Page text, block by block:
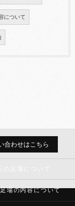
について
合わせはこちら
場の内容について